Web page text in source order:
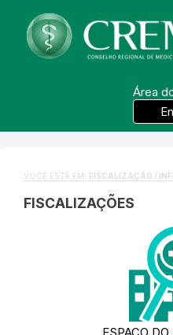
Área
VOCÊ ESTÁ EM: FISCALIZAÇÃO /
FISCALIZAÇÕES